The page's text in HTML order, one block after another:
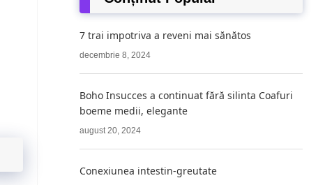
7 trai impotriva a reveni mai sănătos
decembrie 8, 2024
Boho Insucces a continuat fără silinta Coafuri
boeme medii, elegante
august 20, 2024
Conexiunea intestin-greutate